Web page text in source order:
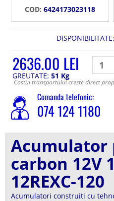
COD: 6424173023118
DISPONIBILITATE:
2636.00 LEI
GREUTATE: 51 Kg
Costul transportului creste direct
Comanda telefonic:
074 124 1180
Acumulator
carbon 12V
12REXC-120
Acumulatori construiti cu